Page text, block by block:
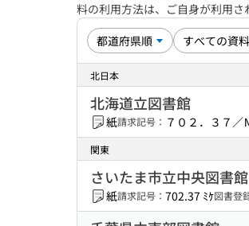
料の利用方法は、ご自身が利用
北日本
北海道立図書館
紙請求記号： ７０２．３７／
関東
さいたま市立中央図書館
紙請求記号： 702.37 ﾐｹ図書登